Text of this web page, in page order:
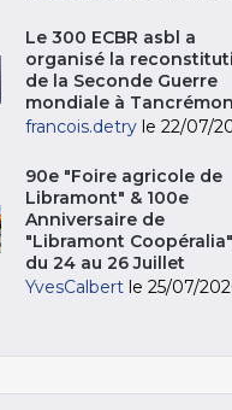
Le 300 ECBR asbl a
organisé la
de la Seconde Guerre
mondiale à
francois.detry le 22/07/
90e "Foire agricole de
Libramont" & 100e
Anniversaire de
"Libramont
du 24 au 26 Juillet
YvesCalbert le 25/07/